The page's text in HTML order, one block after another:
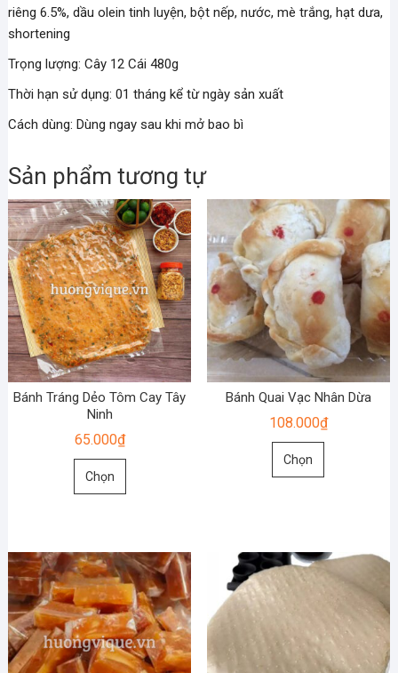
riêng 6.5%, dầu olein tinh luyện, bột nếp, nước, mè trắng, hạt dưa,
shortening
Trọng lượng: Cây 12 Cái 480g
Thời hạn sử dụng: 01 tháng kể từ ngày sản xuất
Cách dùng: Dùng ngay sau khi mở bao bì
Sản phẩm tương tự
Bánh Tráng Dẻo Tôm Cay Tây
Ninh
65.000₫
Chọn
Sản
nhiều
biến
thể.
Các
tùy
chọn
Bánh Quai Vạc Nhân Dừa
108.000₫
Chọn
Sản
biến
thể.
tùy
chọn
có